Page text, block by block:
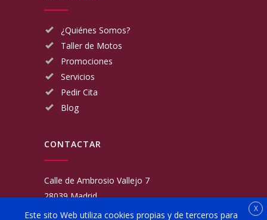
¿Quiénes Somos?
Taller de Motos
Promociones
Servicios
Pedir Cita
Blog
CONTACTAR
Calle de Ambrosio Vallejo 7
28039 Madrid
Fijo:
913 117 462 X
Este sito Web utiliza cookies propias y de terceros para